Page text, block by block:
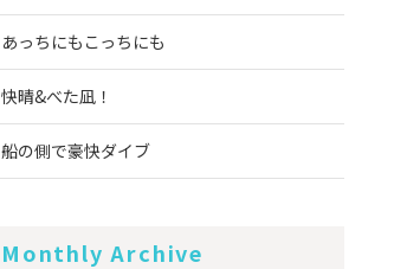
あっちにもこっちにも
快晴&べた凪！
船の側で豪快ダイブ
Monthly Archive